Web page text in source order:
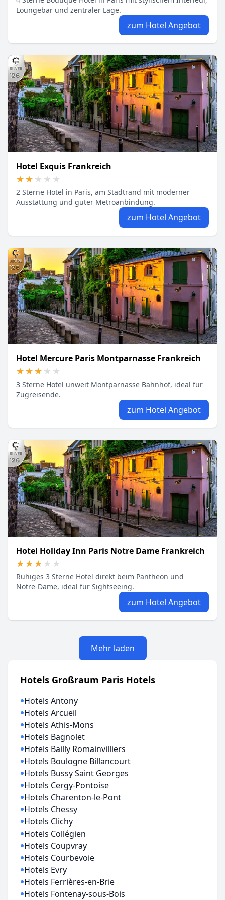
Loungebar und zentraler Lage.
zum Hotel Angebot
Hotel Exquis Frankreich
★★★★★
★★★★★
2 Sterne Hotel in Paris, am Stadtrand mit moderner
Ausstattung und guter Metroanbindung.
zum Hotel Angebot
Hotel Mercure Paris Montparnasse Frankreich
★★★★★
★★★★★
3 Sterne Hotel unweit Montparnasse Bahnhof, ideal für
Zugreisende.
zum Hotel Angebot
Hotel Holiday Inn Paris Notre Dame Frankreich
★★★★★
★★★★★
Ruhiges 3 Sterne Hotel direkt beim Pantheon und
Notre‑Dame, ideal für Sightseeing.
zum Hotel Angebot
Mehr laden
Hotels Großraum Paris Hotels
Hotels Antony
Hotels Arcueil
Hotels Athis-Mons
Hotels Bagnolet
Hotels Bailly Romainvilliers
Hotels Boulogne Billancourt
Hotels Bussy Saint Georges
Hotels Cergy-Pontoise
Hotels Charenton-le-Pont
Hotels Chessy
Hotels Clichy
Hotels Collégien
Hotels Coupvray
Hotels Courbevoie
Hotels Evry
Hotels Ferrières-en-Brie
Hotels Fontenay-sous-Bois